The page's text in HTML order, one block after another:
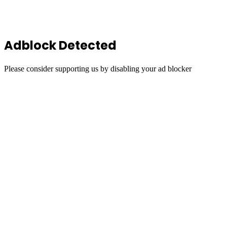
Adblock Detected
Please consider supporting us by disabling your ad blocker